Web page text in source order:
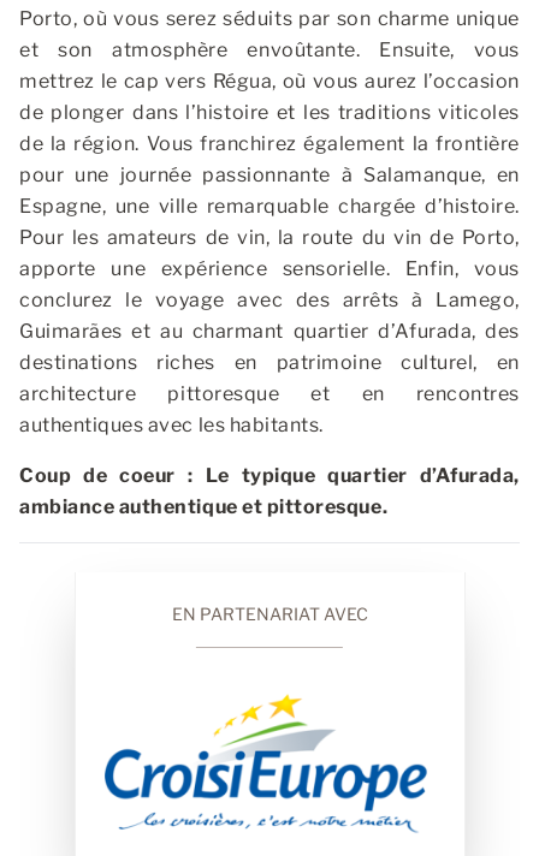
Porto, où vous serez séduits par son charme unique
et son atmosphère envoûtante. Ensuite, vous
mettrez le cap vers Régua, où vous aurez l’occasion
de plonger dans l’histoire et les traditions viticoles
de la région. Vous franchirez également la frontière
pour une journée passionnante à Salamanque, en
Espagne, une ville remarquable chargée d’histoire.
Pour les amateurs de vin, la route du vin de Porto,
apporte une expérience sensorielle. Enfin, vous
conclurez le voyage avec des arrêts à Lamego,
Guimarães et au charmant quartier d’Afurada, des
destinations riches en patrimoine culturel, en
architecture pittoresque et en rencontres
authentiques avec les habitants.
Coup de coeur : Le typique quartier d’Afurada,
ambiance authentique et pittoresque.
EN PARTENARIAT AVEC